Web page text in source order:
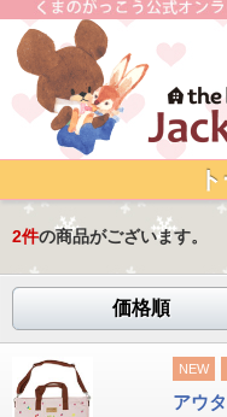
2件の商品がございます。
価格順
NEW
アウ